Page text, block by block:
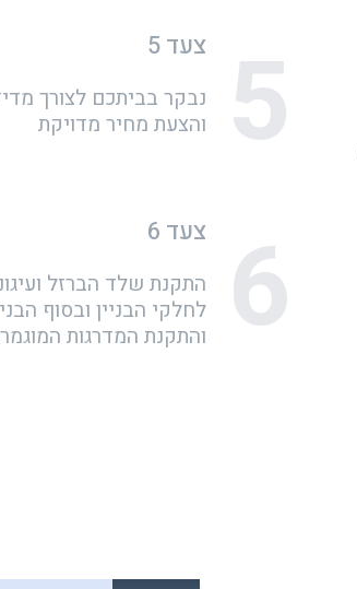
5 צעד 5
נבקר בביתכם לצורך
והצעת מחיר מדויקת
6 צעד 6
התקנת שלד הברזל
לחלקי הבניין ובסוף
והתקנת המדרגות